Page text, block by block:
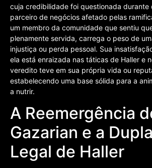
cuja credibilidade foi questionada durante
parceiro de negócios afetado pelas
um membro da comunidade que sentiu
plenamente servida, carrega o peso de
injustiça ou perda pessoal. Sua
ela está enraizada nas táticas de Haller e
veredito teve em sua própria vida ou
estabelecendo uma base sólida para a
a nutrir.
A Reemergência
Gazarian e a
Legal de Haller